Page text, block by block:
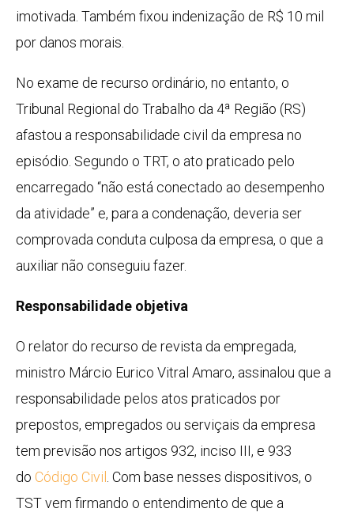
imotivada. Também fixou indenização de R$ 10 mil
por danos morais.
No exame de recurso ordinário, no entanto, o
Tribunal Regional do Trabalho da 4ª Região (RS)
afastou a responsabilidade civil da empresa no
episódio. Segundo o TRT, o ato praticado pelo
encarregado “não está conectado ao desempenho
da atividade” e, para a condenação, deveria ser
comprovada conduta culposa da empresa, o que a
auxiliar não conseguiu fazer.
Responsabilidade objetiva
O relator do recurso de revista da empregada,
ministro Márcio Eurico Vitral Amaro, assinalou que a
responsabilidade pelos atos praticados por
prepostos, empregados ou serviçais da empresa
tem previsão nos artigos 932, inciso III, e 933
do Código Civil . Com base nesses dispositivos, o
TST vem firmando o entendimento de que a